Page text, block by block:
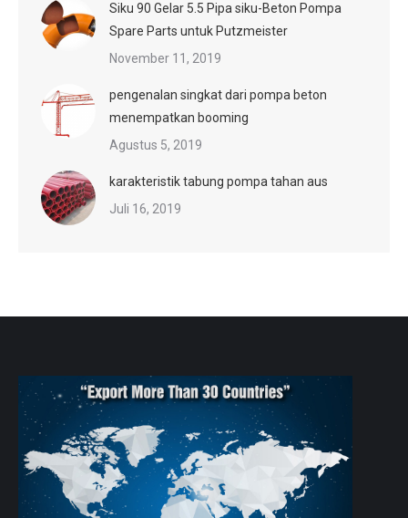
Siku 90 Gelar 5.5 Pipa siku-Beton Pompa
Spare Parts untuk Putzmeister
November 11, 2019
pengenalan singkat dari pompa beton
menempatkan booming
Agustus 5, 2019
karakteristik tabung pompa tahan aus
Juli 16, 2019